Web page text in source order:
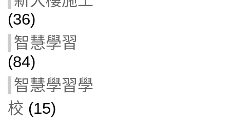
(36)
智慧學習
(84)
智慧學習學
校 (15)